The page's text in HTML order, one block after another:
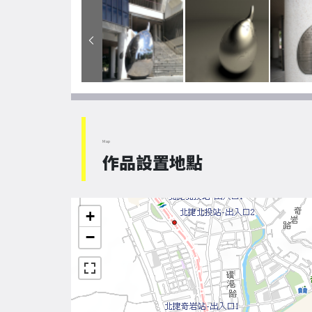
Map
作品設置地點
+
−